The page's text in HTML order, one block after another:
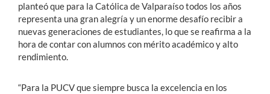
planteó que para la Católica de Valparaíso todos los años
representa una gran alegría y un enorme desafío recibir a
nuevas generaciones de estudiantes, lo que se reafirma a la
hora de contar con alumnos con mérito académico y alto
rendimiento.
“Para la PUCV que siempre busca la excelencia en los